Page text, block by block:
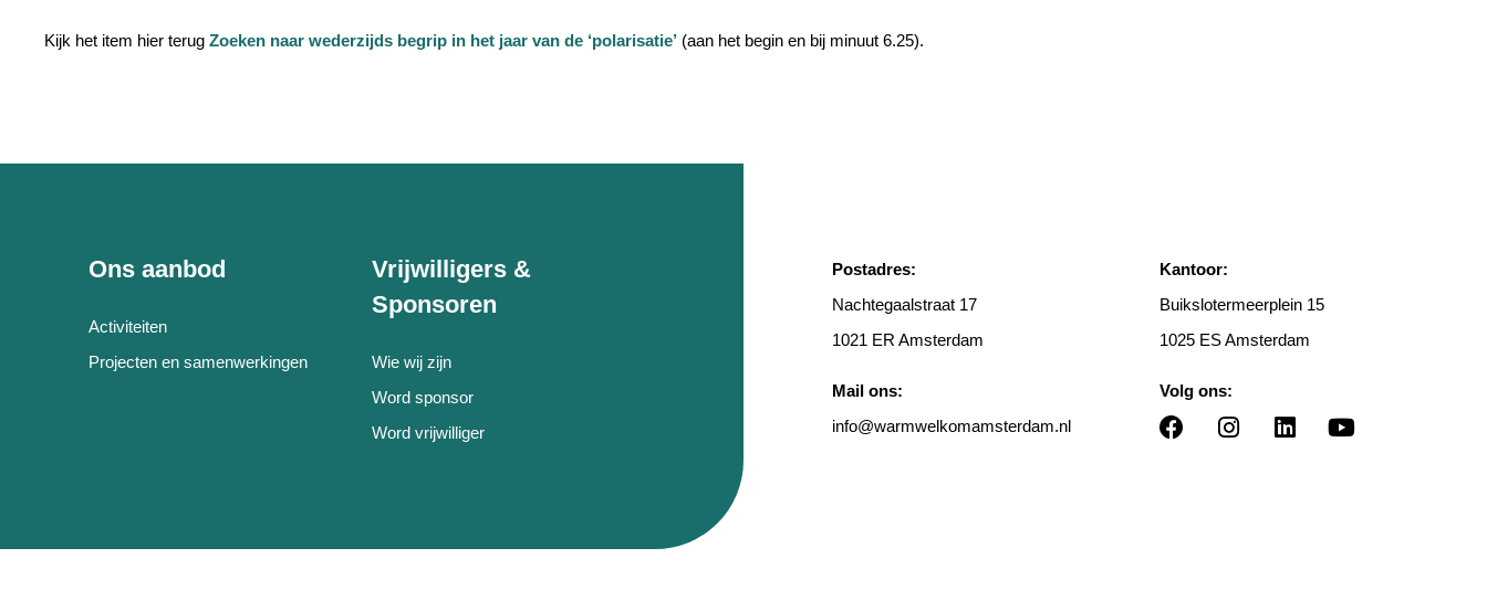
Kijk het item hier terug Zoeken naar wederzijds begrip in het jaar van de ‘polarisatie’ (aan het begin en bij minuut 6.25).
Ons aanbod
Activiteiten
Projecten en samenwerkingen
Vrijwilligers &
Sponsoren
Wie wij zijn
Word sponsor
Word vrijwilliger
Postadres:
Nachtegaalstraat 17
1021 ER Amsterdam
Kantoor:
Buikslotermeerplein 15
1025 ES Amsterdam
Mail ons:
info@warmwelkomamsterdam.nl
Volg ons: